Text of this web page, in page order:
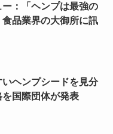
：「ヘンプは最強の
品業界の大御所に訊
ヘンプシードを見分
国際団体が発表